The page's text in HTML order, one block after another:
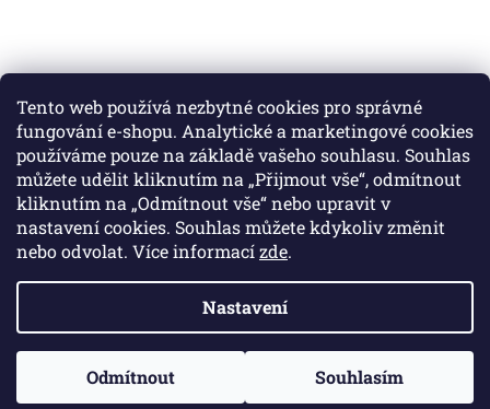
Tento web používá nezbytné cookies pro správné
fungování e-shopu. Analytické a marketingové cookies
používáme pouze na základě vašeho souhlasu. Souhlas
můžete udělit kliknutím na „Přijmout vše“, odmítnout
kliknutím na „Odmítnout vše“ nebo upravit v
nastavení cookies. Souhlas můžete kdykoliv změnit
nebo odvolat. Více informacízde.
Nastavení
Odmítnout Souhlasím
Instagram
Copyright 2026Colibri print. Všechna práva vyhrazena.
Upravit nastavení cookies